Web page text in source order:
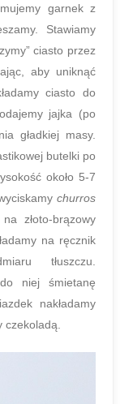
garnek z
Stawiamy
ciasto przez
aby uniknąć
ciasto do
jajka (po
gładkiej masy.
butelki po
około 5-7
churros
złoto-brązowy
na ręcznik
tłuszczu.
niej śmietanę
nakładamy